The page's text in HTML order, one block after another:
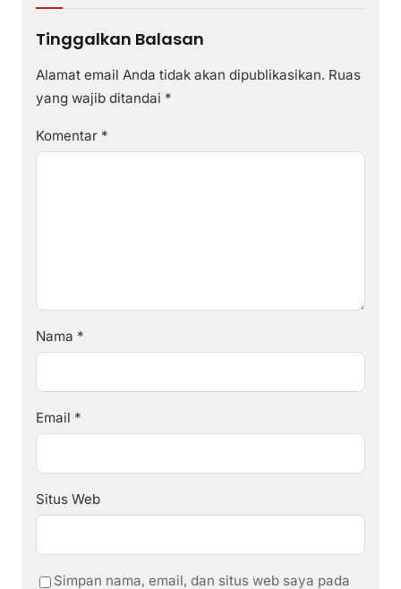
Tinggalkan Balasan
Alamat email Anda tidak akan dipublikasikan. Ruas
yang wajib ditandai *
Komentar *
Nama *
Email *
Situs Web
Simpan nama, email, dan situs web saya pada